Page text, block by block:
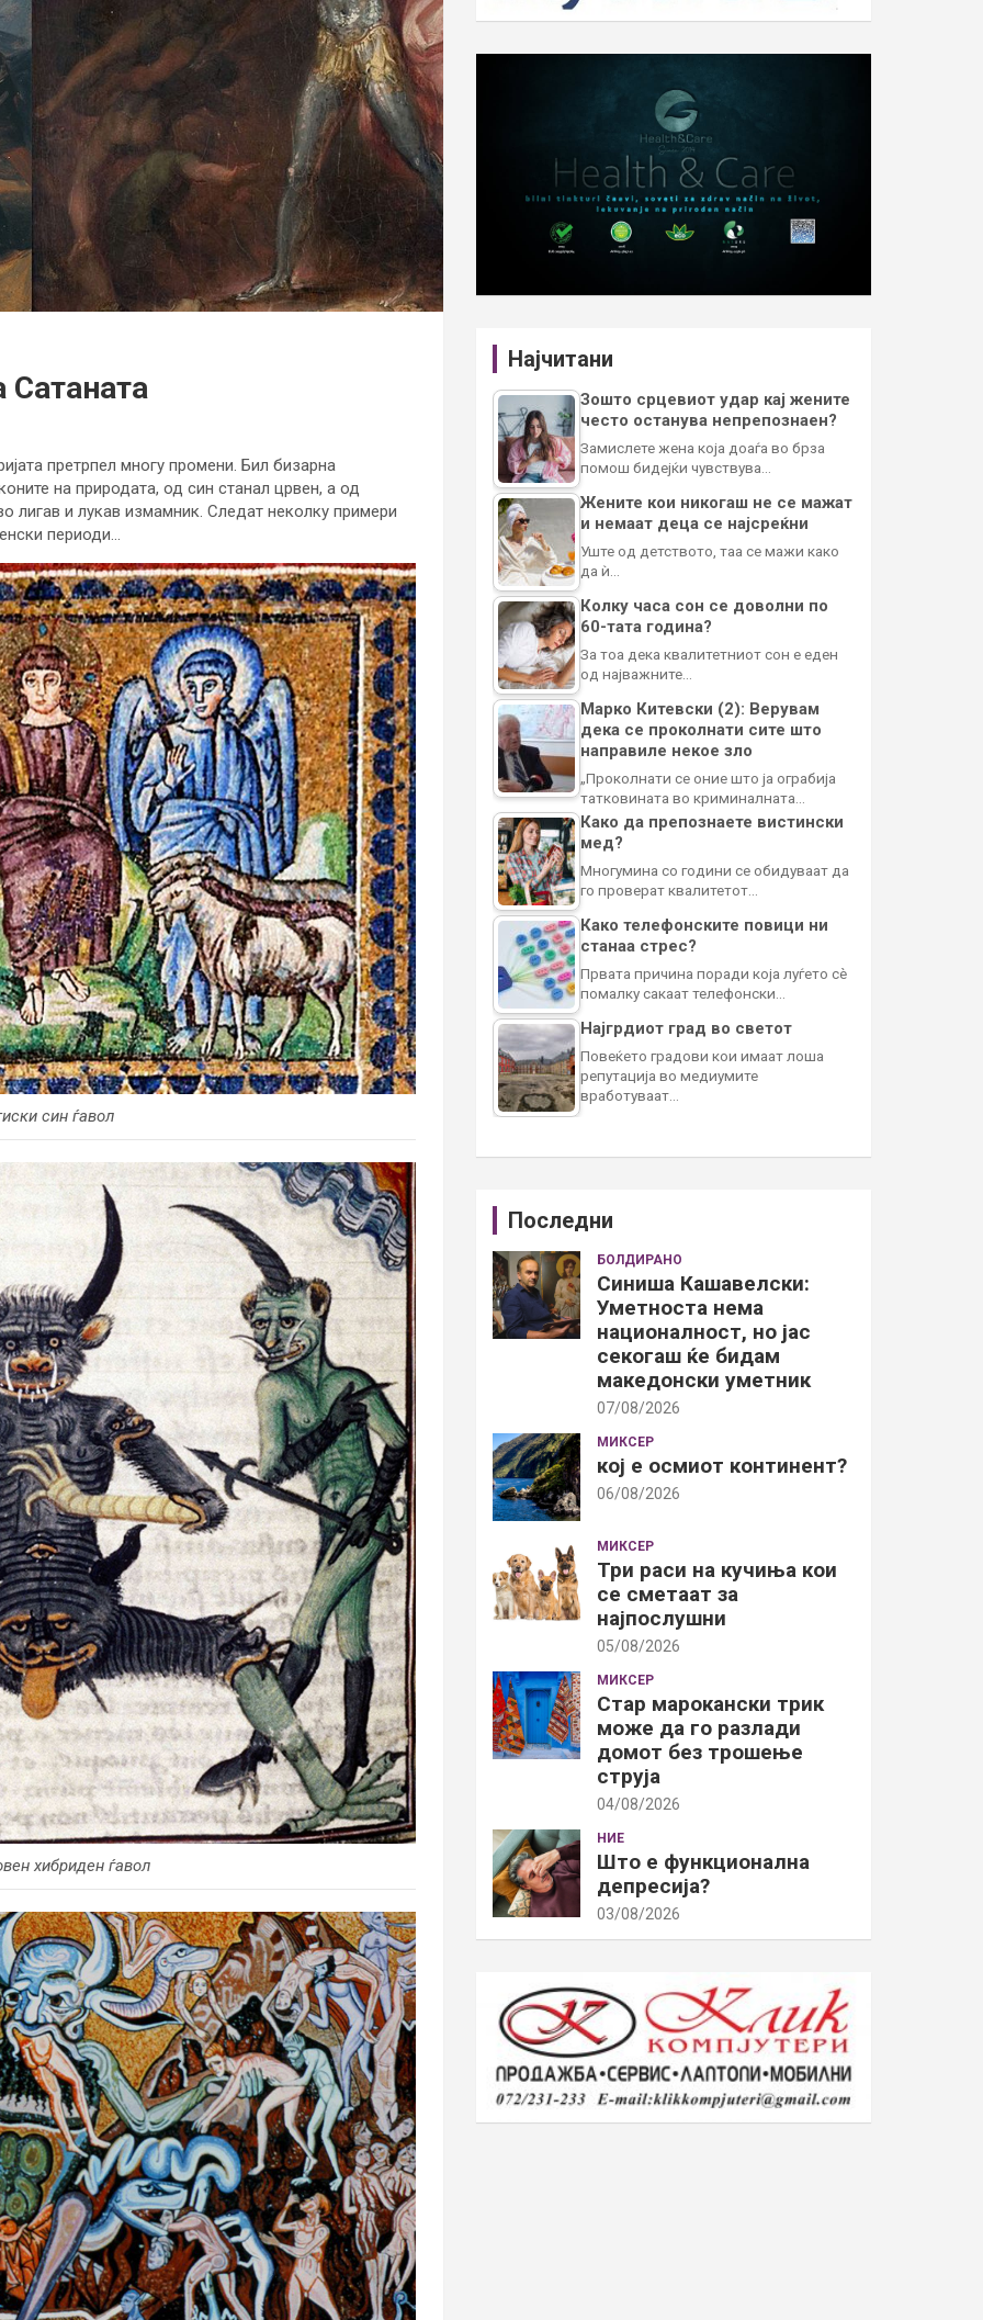
Сатаната
претрпел многу промени. Бил бизарна
на природата, од син станал црвен, а од
лигав и лукав измамник. Следат неколку примери
периоди…
син ѓавол
хибриден ѓавол
Најчитани
Зошто срцевиот удар кај жените
често останува непрепознаен?
Замислете жена која доаѓа во брза
помош бидејќи чувствува…
Жените кои никогаш не се мажат
и немаат деца се најсреќни
Уште од детството, таа се мажи како
да ѝ…
Колку часа сон се доволни по
60-тата година?
За тоа дека квалитетниот сон е еден
од најважните…
Марко Китевски (2): Верувам
дека се проколнати сите што
направиле некое зло
„Проколнати се оние што ја ограбија
татковината во криминалната…
Како да препознаете вистински
мед?
Многумина со години се обидуваат да
го проверат квалитетот…
Како телефонските повици ни
станаа стрес?
Првата причина поради која луѓето сè
помалку сакаат телефонски…
Најгрдиот град во светот
Повеќето градови кои имаат лоша
репутација во медиумите
вработуваат…
Последни
БОЛДИРАНО
Синиша Кашавелски:
Уметноста нема
националност, но јас
секогаш ќе бидам
македонски уметник
07/08/2026
МИКСЕР
кој е осмиот континент?
06/08/2026
МИКСЕР
Три раси на кучиња кои
се сметаат за
најпослушни
05/08/2026
МИКСЕР
Стар марокански трик
може да го разлади
домот без трошење
струја
04/08/2026
НИЕ
Што е функционална
депресија?
03/08/2026